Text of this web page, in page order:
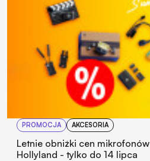
PROMOCJA AKCESORIA
Letnie obniżki cen mikrofonów
Hollyland - tylko do 14 lipca